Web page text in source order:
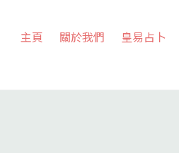
主頁 關於我們 皇易占卜